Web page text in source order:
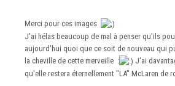
Merci pour ces images
J'ai hélas beaucoup de mal à penser qu'ils
aujourd'hui quoi que ce soit de nouveau qui
la cheville de cette merveille :
J'ai
qu'elle restera éternellement "LA" McLaren de